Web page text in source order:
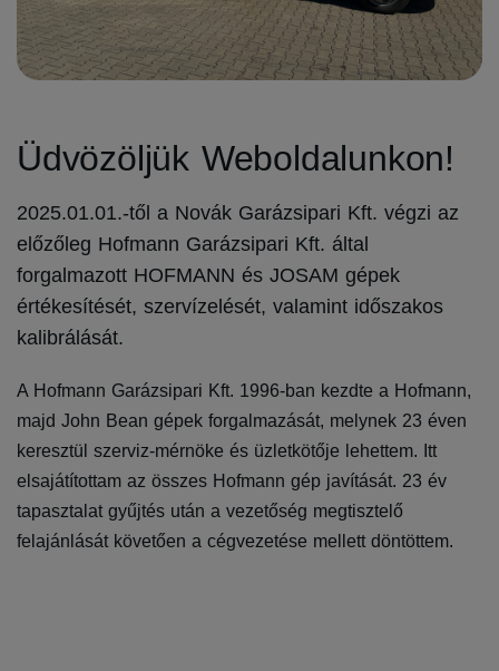
Üdvözöljük Weboldalunkon!
2025.01.01.-től a Novák Garázsipari Kft. végzi az
előzőleg Hofmann Garázsipari Kft. által
forgalmazott HOFMANN és JOSAM gépek
értékesítését, szervízelését, valamint időszakos
kalibrálását.
A Hofmann Garázsipari Kft. 1996-ban kezdte a Hofmann,
majd John Bean gépek forgalmazását, melynek 23 éven
keresztül szerviz-mérnöke és üzletkötője lehettem. Itt
elsajátítottam az összes Hofmann gép javítását. 23 év
tapasztalat gyűjtés után a vezetőség megtisztelő
felajánlását követően a cégvezetése mellett döntöttem.